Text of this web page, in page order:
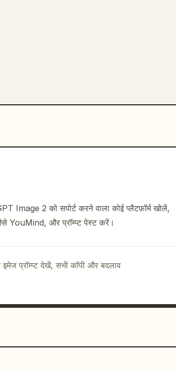
Image 2 को सपोर्ट करने वाला कोई प्लैटफ़ॉर्म खोलें,
YouMind, और प्रॉम्प्ट पेस्ट करें।
प्रॉम्प्ट देखें, सभी कॉपी और बदलाव